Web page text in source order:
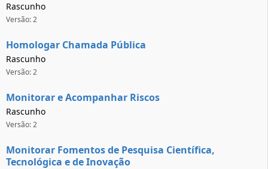
Rascunho
Versão: 2
Homologar Chamada Pública
Rascunho
Versão: 2
Monitorar e Acompanhar Riscos
Rascunho
Versão: 2
Monitorar Fomentos de Pesquisa Científica,
Tecnológica e de Inovação